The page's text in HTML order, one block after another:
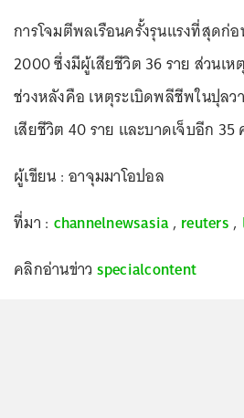
การโจมตีพลเรือนครั้งรุนแรงที่สุดก่
2000 ซึ่งมีผู้เสียชีวิต 36 ราย ส่วนเ
ช่วงหลังคือ เหตุระเบิดพลีชีพในปุลว
เสียชีวิต 40 ราย และบาดเจ็บอีก 35
ผู้เขียน : อาจุมมาโอปอล
ที่มา : channelnewsasia, reuters,
คลิกอ่านข่าว specialcontent